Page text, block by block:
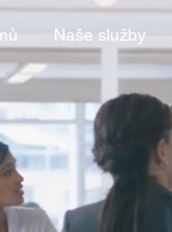
Naše služby